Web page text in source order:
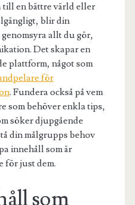
till en bättre värld eller
blir din
allt du gör,
Det skapar en
plattform, något som
för
. Fundera också på vem
som behöver enkla tips,
söker djupgående
din målgrupps behov
innehåll som är
för just dem.
som